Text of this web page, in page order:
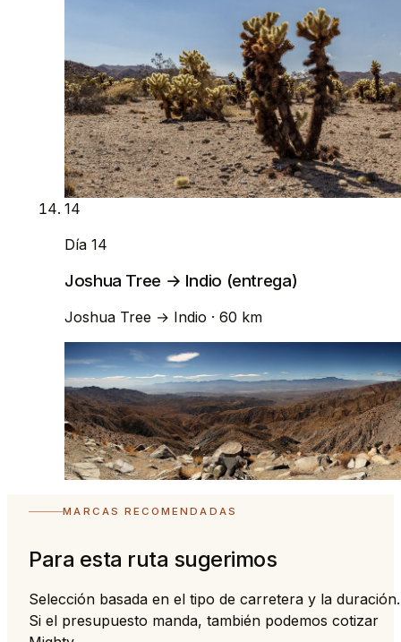
14
Día 14
Joshua Tree → Indio (entrega)
Joshua Tree → Indio · 60 km
MARCAS RECOMENDADAS
Para esta ruta sugerimos
Selección basada en el tipo de carretera y la duración.
Si el presupuesto manda, también podemos cotizar